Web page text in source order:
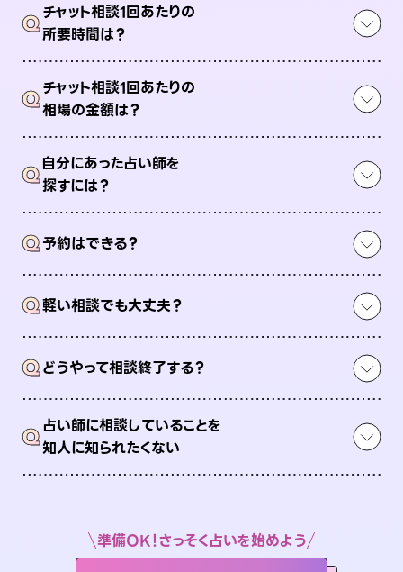
Qチャット相談1回あたりの
所要時間は？
Qチャット相談1回あたりの
相場の金額は？
Q自分にあった占い師を
探すには？
Q予約はできる？
Q軽い相談でも大丈夫？
Qどうやって相談終了する？
Q占い師に相談していることを
知人に知られたくない
準備OK！さっそく占いを始めよう